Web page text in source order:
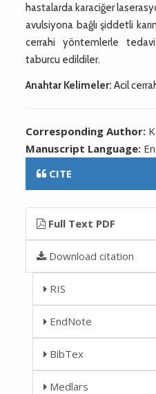
hastalarda karaciğer
avulsiyona bağlı şiddetli
cerrahi yöntemlerle
taburcu edildiler.
Anahtar Kelimeler: Acil
Corresponding Author:
Manuscript Language:
CITE
Full Text PDF
Download citation
RIS
EndNote
BibTex
Medlars